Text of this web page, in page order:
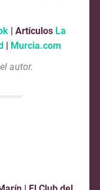
| Artículos La
| Murcia.com
autor.